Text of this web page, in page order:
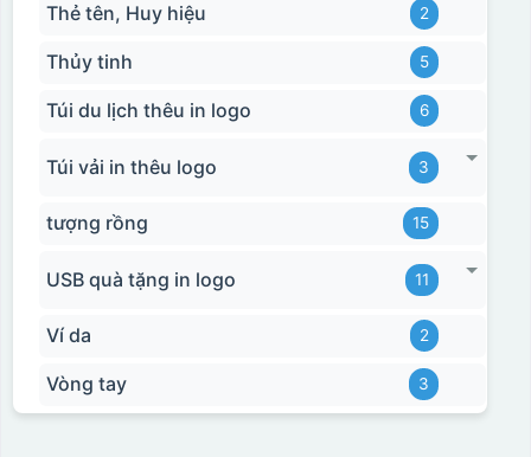
Thẻ tên, Huy hiệu 2
Thủy tinh 5
Túi du lịch thêu in logo 6
Túi vải in thêu logo 3
tượng rồng 15
USB quà tặng in logo 11
Ví da 2
Vòng tay 3